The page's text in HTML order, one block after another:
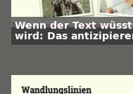
Wenn der Text
wird: Das